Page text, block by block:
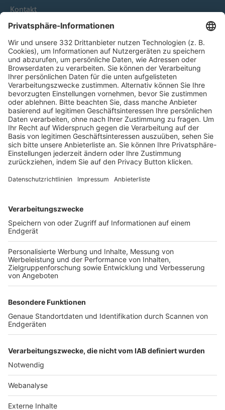
Kontakt
HÄUFIG BESUCHTE SEITEN
Pässe und Vereinswechsel
Trainerausbildung
Schulungsangebot Vereinsmitarbeiter
BFV-Geschäftsstellen
Trainerbörse
Login SpielPlus
FOLGE DEM BFV
TOP-VEREINE
TOP-PARTNER
Nutzungsbedingungen Datenschutz Impressum